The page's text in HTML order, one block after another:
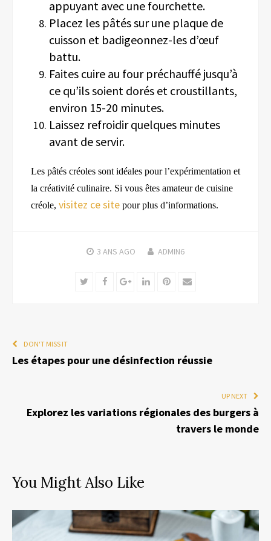
appuyant avec une fourchette.
Placez les pâtés sur une plaque de
cuisson et badigeonnez-les d’œuf
battu.
Faites cuire au four préchauffé jusqu’à
ce qu’ils soient dorés et croustillants,
environ 15-20 minutes.
Laissez refroidir quelques minutes
avant de servir.
Les pâtés créoles sont idéales pour l’expérimentation et
la créativité culinaire. Si vous êtes amateurde cuisine
créole, visitez ce site pour plus d’informations.
3 ANS AGO ADMIN6
TwitterFacebookGoogle+LinkedInPinterest
Email
DON'T MISS IT
Les étapes pour une désinfection réussie
UP NEXT
Explorez les variations régionales des burgers à
travers le monde
You Might Also Like